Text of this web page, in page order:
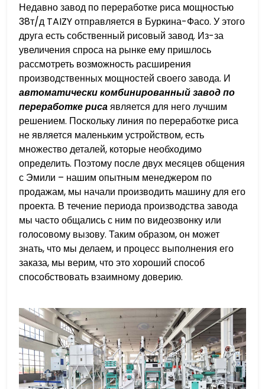
Недавно завод по переработке риса мощностью
38т/д TAIZY отправляется в Буркина-Фасо. У этого
друга есть собственный рисовый завод. Из-за
увеличения спроса на рынке ему пришлось
рассмотреть возможность расширения
производственных мощностей своего завода. И
автоматически комбинированный завод по
переработке рисаявляется для него лучшим
решением. Поскольку линия по переработке риса
не является маленьким устройством, есть
множество деталей, которые необходимо
определить. Поэтому после двух месяцев общения
с Эмили – нашим опытным менеджером по
продажам, мы начали производить машину для его
проекта. В течение периода производства завода
мы часто общались с ним по видеозвонку или
голосовому вызову. Таким образом, он может
знать, что мы делаем, и процесс выполнения его
заказа, мы верим, что это хороший способ
способствовать взаимному доверию.